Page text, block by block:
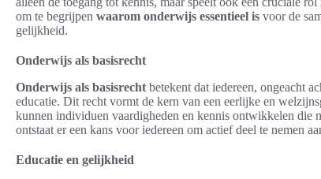
om te begrijpen waarom onderwijs essentieel is voor de
gelijkheid.
Onderwijs als basisrecht
Onderwijs als basisrecht betekent dat iedereen, ongeacht
educatie. Dit recht vormt de kern van een eerlijke en
kunnen individuen vaardigheden en kennis ontwikkelen
ontstaat er een kans voor iedereen om actief deel te nemen
Educatie en gelijkheid